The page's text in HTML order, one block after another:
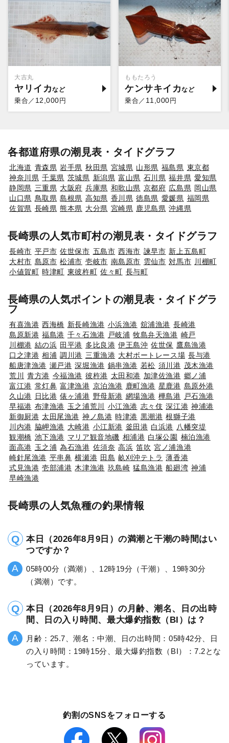
大吉丸
ヤリイカ
乗合／ 12,000円
ももたろう
ケンサキイカ
乗合／ 11,000円
各都道府県の潮見表・タイドグラフ
北海道 青森県 岩手県 秋田県 宮城県 山形県 福島県 東京都
神奈川県 千葉県 茨城県 新潟県 富山県 石川県 福井県 愛知県
静岡県 三重県 大阪府 兵庫県 和歌山県 京都府 広島県 岡山県
山口県 鳥取県 島根県 高知県 香川県 徳島県 愛媛県 福岡県
佐賀県 長崎県 熊本県 大分県 宮崎県 鹿児島県 沖縄県
長崎県の人気市町村の潮見表・タイドグラフ
長崎市 平戸市 佐世保市 五島市 西海市 諫早市 新上五島町
大村市 島原市 松浦市 壱岐市 南島原市 雲仙市 対馬市 川棚町
小値賀町 時津町 東彼杵町 佐々町 長与町
長崎県の人気ポイントの潮見表・タイドグラ
フ
有喜漁港 西海橋 新長崎漁港 小浜漁港 舘浦漁港 長崎港
島原新港 福島港 千々石漁港 戸岐浦 牧島弁天漁港 崎戸
川棚港 結の浜 田平港 多比良港 伊王島沖 佐世保 鷹島漁港
口之津港 相浦 調川港 三重漁港 大村ボートレース場 長与港
船唐津漁港 瀬戸港 深堀漁港 鍋串漁港 若松 須川港 茂木漁港
荒川 青方港 今福漁港 彼杵港 太田和港 加津佐漁港 郷ノ浦
富江港 常灯鼻 富津漁港 京泊漁港 鹿町漁港 星鹿港 島原外港
久山港 日比港 俵ヶ浦港 野母新港 網場漁港 樺島港
戸石漁港
早福港 布津漁港 玉之浦荒川 小江漁港 志々伎 深江港 神浦港
新御厨港 太田尾漁港 神ノ島港 時津港 黒潮港 根獅子港
川内港 脇岬漁港 大崎港 小江新港 釜田港 白浜港 八幡突堤
観潮橋 池下漁港 マリア観音地磯 相浦港 白塚公園 楠泊漁港
面高港 玉之浦 為石漁港 佐須奈 高浜 笛吹 宮ノ浦漁港
崎針尾漁港 平串鼻 横瀬港 田島 畝刈沖テトラ 薄香港
式見漁港 壱部浦港 木津漁港 玖島崎 猛島漁港 船廻湾 神浦
早崎漁港
長崎県の人気魚種の釣果情報
本日（2026年8月9日）の満潮と干潮の時間はい
つですか？
05時00分（満潮）、12時19分（干潮）、19時30分
（満潮）です。
本日（2026年8月9日）の月齢、潮名、日の出時
間、日の入り時間、最大爆釣指数（BI）は？
月齢：25.7、潮名：中潮、日の出時間：05時42分、日
の入り時間：19時15分、最大爆釣指数（BI）：7.2とな
っています。
釣割のSNSをフォローする